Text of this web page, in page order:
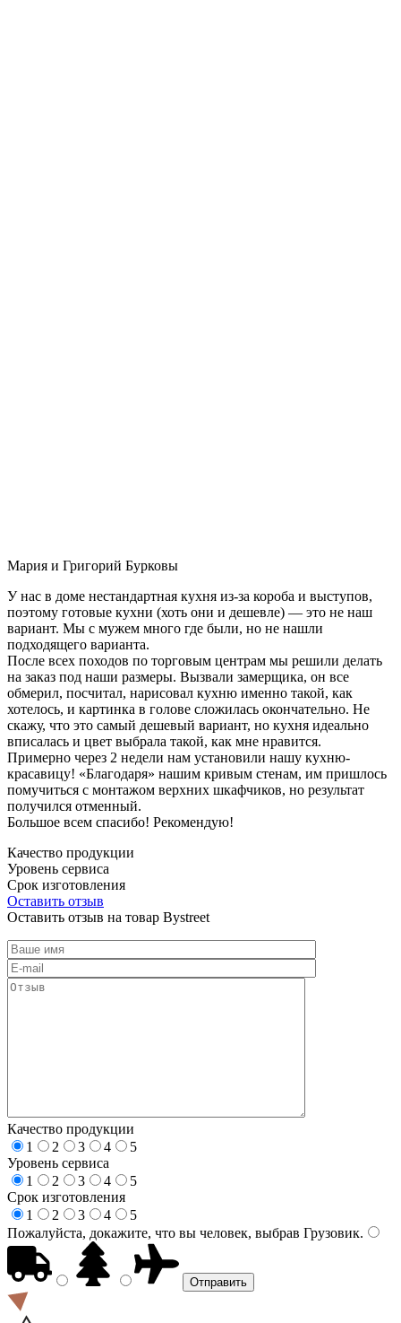
Мария и Григорий Бурковы
У нас в доме нестандартная кухня из-за короба и выступов,
поэтому готовые кухни (хоть они и дешевле) — это не наш
вариант. Мы с мужем много где были, но не нашли
подходящего варианта.
После всех походов по торговым центрам мы решили делать
на заказ под наши размеры. Вызвали замерщика, он все
обмерил, посчитал, нарисовал кухню именно такой, как
хотелось, и картинка в голове сложилась окончательно. Не
скажу, что это самый дешевый вариант, но кухня идеально
вписалась и цвет выбрала такой, как мне нравится.
Примерно через 2 недели нам установили нашу кухню-
красавицу! «Благодаря» нашим кривым стенам, им пришлось
помучиться с монтажом верхних шкафчиков, но результат
получился отменный.
Большое всем спасибо! Рекомендую!
Качество продукции
Уровень сервиса
Срок изготовления
Оставить отзыв
Оставить отзыв на товар Bystreet
Качество продукции
1
2 3 4
5
Уровень сервиса
1
2 3 4
5
Срок изготовления
1
2 3 4
5
Пожалуйста, докажите, что вы человек, выбрав Грузовик.